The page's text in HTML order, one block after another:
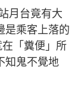
月台竟有大
是乘客上落的
「糞便」所
知鬼不覺地